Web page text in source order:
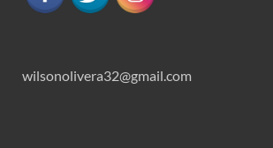
wilsonolivera32@gmail.com